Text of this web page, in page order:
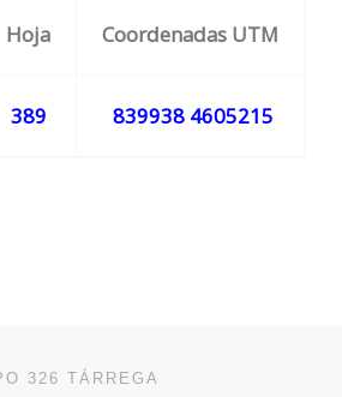
Hoja Coordenadas UTM
389 839938 4605215
326 TÁRREGA